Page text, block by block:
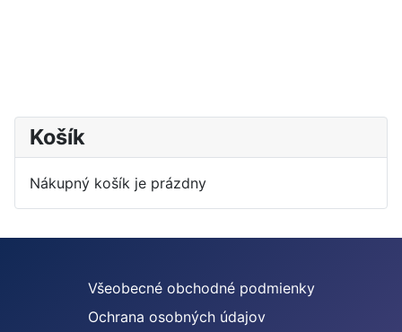
Košík
Nákupný košík je prázdny
Všeobecné obchodné podmienky
Ochrana osobných údajov